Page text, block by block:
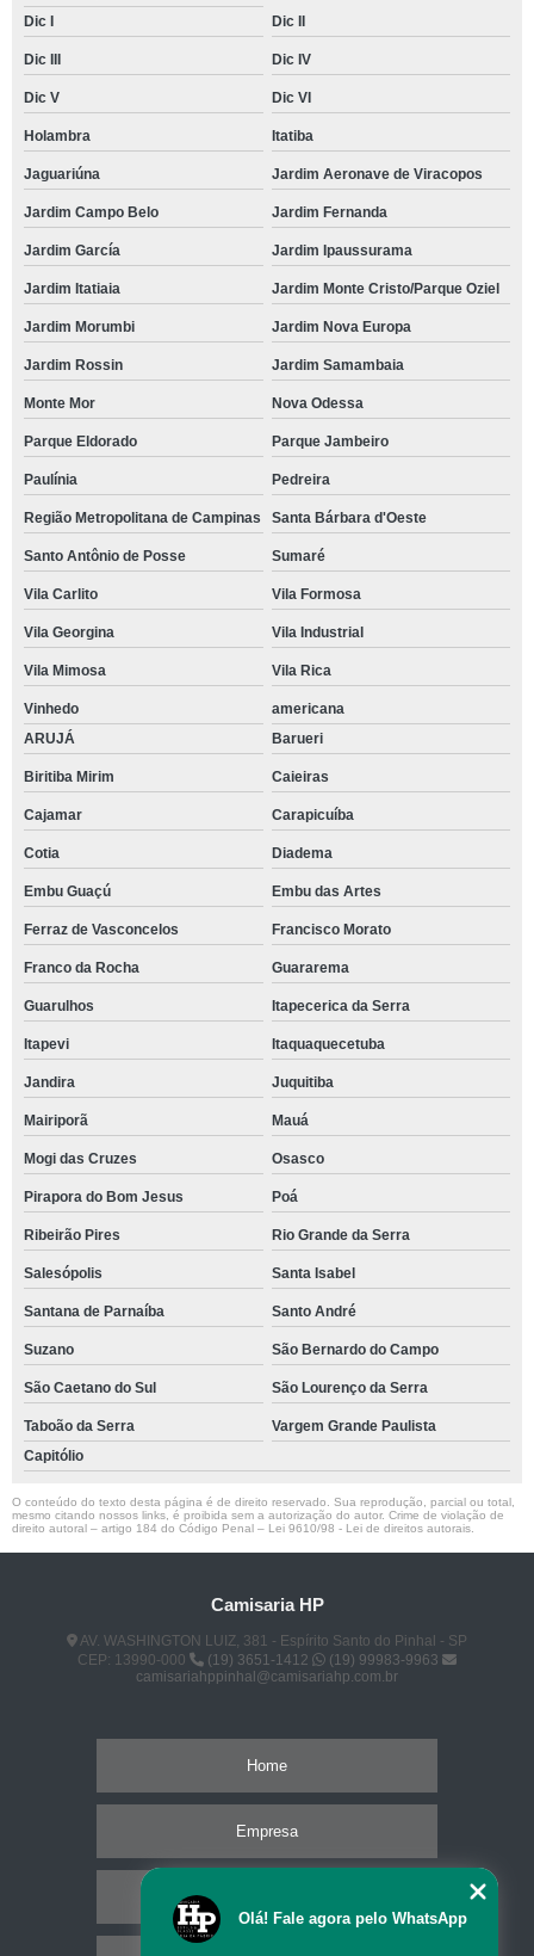
Dic I
Dic II
Dic III Dic IV
Dic V Dic VI
Holambra Itatiba
Jaguariúna Jardim Aeronave de Viracopos
Jardim Campo Belo Jardim Fernanda
Jardim García Jardim Ipaussurama
Jardim Itatiaia Jardim Monte Cristo/Parque Oziel
Jardim Morumbi Jardim Nova Europa
Jardim Rossin Jardim Samambaia
Monte Mor Nova Odessa
Parque Eldorado Parque Jambeiro
Paulínia Pedreira
Região Metropolitana de Campinas Santa Bárbara d'Oeste
Santo Antônio de Posse Sumaré
Vila Carlito Vila Formosa
Vila Georgina Vila Industrial
Vila Mimosa Vila Rica
Vinhedo
americana
ARUJÁ
Barueri
Biritiba Mirim Caieiras
Cajamar Carapicuíba
Cotia Diadema
Embu Guaçú Embu das Artes
Ferraz de Vasconcelos Francisco Morato
Franco da Rocha Guararema
Guarulhos Itapecerica da Serra
Itapevi Itaquaquecetuba
Jandira Juquitiba
Mairiporã Mauá
Mogi das Cruzes Osasco
Pirapora do Bom Jesus Poá
Ribeirão Pires Rio Grande da Serra
Salesópolis Santa Isabel
Santana de Parnaíba Santo André
Suzano São Bernardo do Campo
São Caetano do Sul São Lourenço da Serra
Taboão da Serra
Vargem Grande Paulista
Capitólio
O conteúdo do texto desta página é de direito reservado. Sua reprodução, parcial ou total,
mesmo citando nossos links, é proibida sem a autorização do autor. Crime de violação de
direito autoral – artigo 184 do Código Penal – Lei 9610/98 - Lei de direitos autorais
Camisaria HP
AV. WASHINGTON LUIZ, 381 - Espírito Santo do Pinhal - SP
CEP: 13990-000
(19) 3651-1412
(19) 99983-9963
camisariahppinhal@camisariahp.com.br
Home
Empresa
Olá! Fale agora pelo WhatsApp